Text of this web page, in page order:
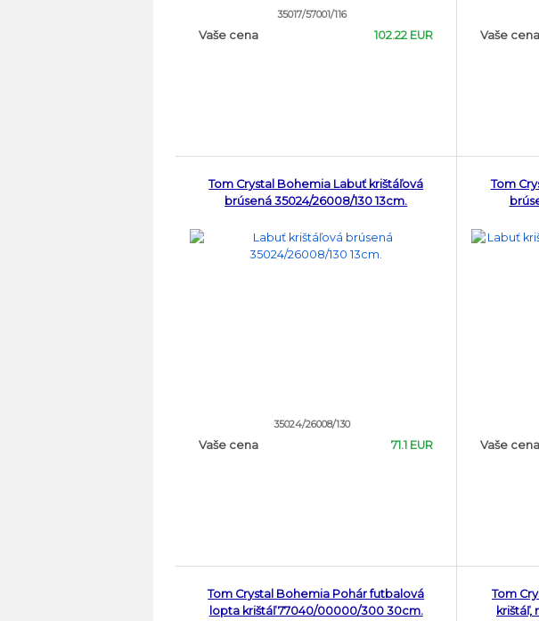
35017/57001/116
Vaše cena 102.22 EUR Vaše cena
Tom Crystal Bohemia Labuť krištáľová
brúsená 35024/26008/130 13cm.
35024/26008/130
Vaše cena 71.1 EUR
Tom
Vaše cena
Tom Crystal Bohemia Pohár futbalová
lopta krištáľ 77040/00000/300 30cm.
Tom
krištáľ,